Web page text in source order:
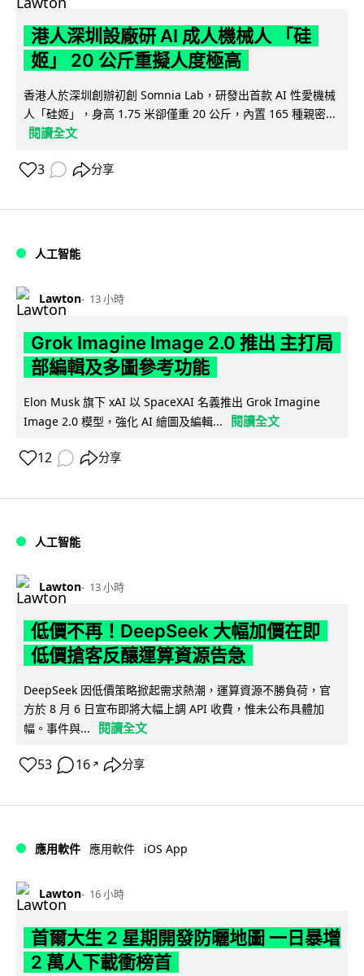
港人深圳設廠研 AI 成人機械人 「硅
姬」 20 公斤重擬人度極高
香港人於深圳創辦初創 Somnia Lab，研發出首款 AI 性愛機械
人「硅姬」，身高 1.75 米卻僅重 20 公斤，內置 165 種親密...
閱讀全文
3 分享
人工智能
Lawton 13 小時
Grok Imagine Image 2.0 推出 主打局
部編輯及多圖參考功能
Elon Musk 旗下 xAI 以 SpaceXAI 名義推出 Grok Imagine
Image 2.0 模型，強化 AI 繪圖及編輯...
閱讀全文
12 分享
人工智能
Lawton 13 小時
低價不再！DeepSeek 大幅加價在即
低價搶客反釀運算資源告急
DeepSeek 因低價策略掀起需求熱潮，運算資源不勝負荷，官
方於 8 月 6 日宣布即將大幅上調 API 收費，惟未公布具體加
幅。事件與...
閱讀全文
53 16 ↗ 分享
應用軟件 應用軟件 iOS App
Lawton 16 小時
首爾大生 2 星期開發防曬地圖 一日暴增
2 萬人下載衝榜首